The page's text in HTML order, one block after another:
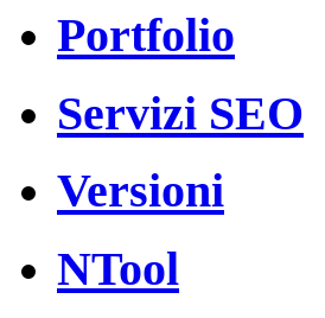
Portfolio
Servizi SEO
Versioni
NTool